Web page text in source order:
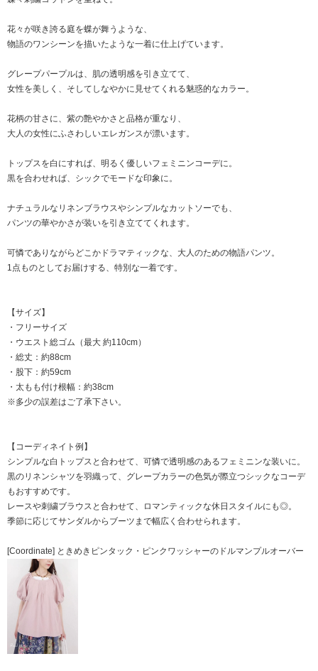
花々が咲き誇る庭を蝶が舞うような、
物語のワンシーンを描いたような一着に仕上げています。
グレープパープルは、肌の透明感を引き立てて、
女性を美しく、そしてしなやかに見せてくれる魅惑的なカラー。
花柄の甘さに、紫の艶やかさと品格が重なり、
大人の女性にふさわしいエレガンスが漂います。
トップスを白にすれば、明るく優しいフェミニンコーデに。
黒を合わせれば、シックでモードな印象に。
ナチュラルなリネンブラウスやシンプルなカットソーでも、
パンツの華やかさが装いを引き立ててくれます。
可憐でありながらどこかドラマティックな、大人のための物語パンツ。
1点ものとしてお届けする、特別な一着です。
【サイズ】
・フリーサイズ
・ウエスト総ゴム（最大 約110cm）
・総丈：約88cm
・股下：約59cm
・太もも付け根幅：約38cm
※多少の誤差はご了承下さい。
【コーディネイト例】
シンプルな白トップスと合わせて、可憐で透明感のあるフェミニンな装いに。
黒のリネンシャツを羽織って、グレープカラーの色気が際立つシックなコーデ
もおすすめです。
レースや刺繍ブラウスと合わせて、ロマンティックな休日スタイルにも◎。
季節に応じてサンダルからブーツまで幅広く合わせられます。
[Coordinate] ときめきピンタック・ピンクワッシャーのドルマンプルオーバー